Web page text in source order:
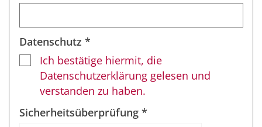
Datenschutz *
Ich bestätige hiermit, die
Datenschutzerklärung gelesen und
verstanden zu haben.
Sicherheitsüberprüfung *